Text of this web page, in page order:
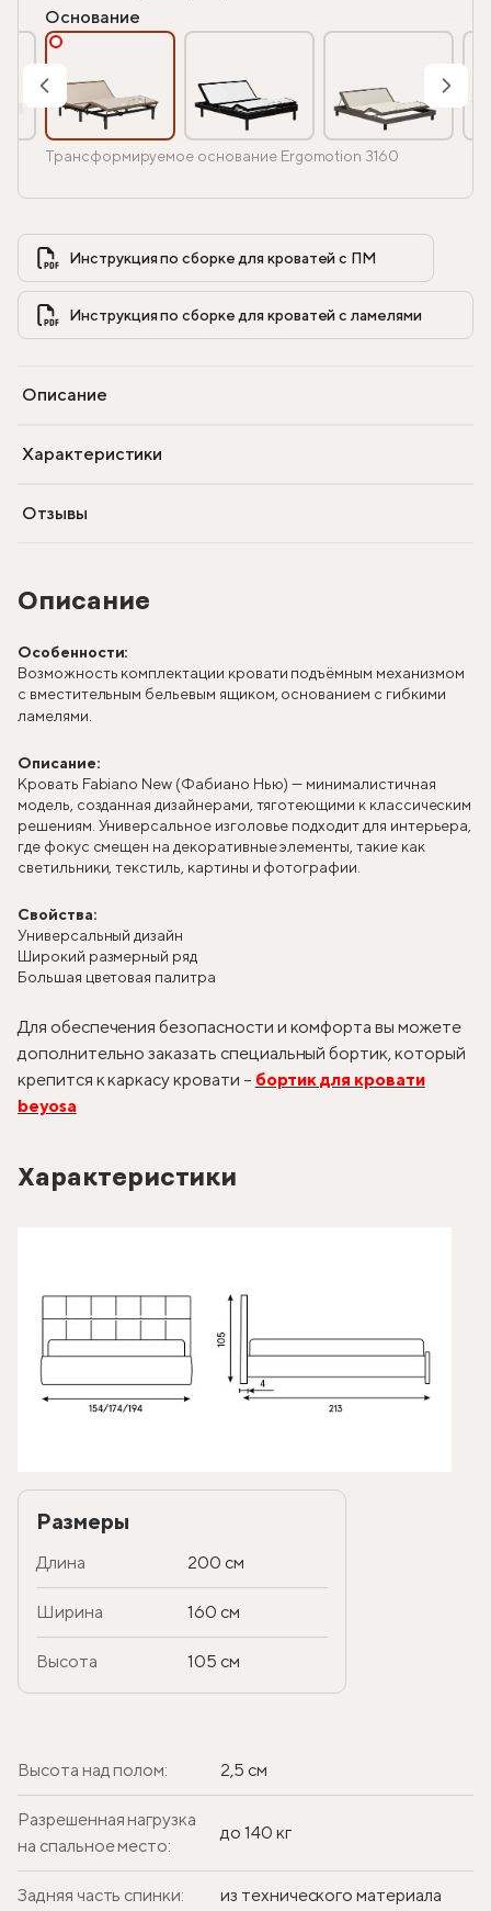
Описание
Особенности:
Возможность комплектации кровати подъёмным механизмом
с вместительным бельевым ящиком, основанием с гибкими
ламелями.
Описание:
Кровать Fabiano New (Фабиано Нью) — минималистичная
модель, созданная дизайнерами, тяготеющими к классическим
решениям. Универсальное изголовье подходит для интерьера,
где фокус смещен на декоративные элементы, такие как
светильники, текстиль, картины и фотографии.
Свойства:
Универсальный дизайн
Широкий размерный ряд
Большая цветовая палитра
Для обеспечения безопасности и комфорта вы можете
дополнительно заказать специальный бортик, который
крепится к каркасу кровати – бортик для кровати
beyosa
Характеристики
Размеры
Длина 200 см
Ширина 160 см
Высота 105 см
Высота над полом: 2,5 см
Разрешенная нагрузка
на спальное место:
до 140 кг
Задняя часть спинки: из технического материала
Основание
Трансформируемое основание Ergomotion 3160
Инструкция по сборке для кроватей с ПМ
Описание
Характеристики
Отзывы